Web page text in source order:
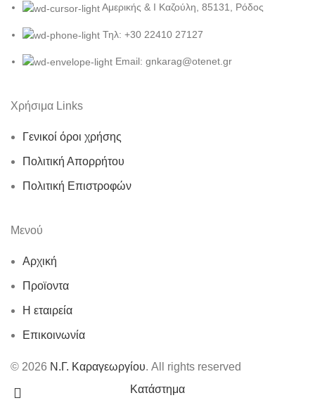
Αμερικής & Ι Καζούλη, 85131, Ρόδος
Τηλ: +30 22410 27127
Email: gnkarag@otenet.gr
Χρήσιμα Links
Γενικοί όροι χρήσης
Πολιτική Απορρήτου
Πολιτική Επιστροφών
Μενού
Αρχική
Προϊοντα
Η εταιρεία
Επικοινωνία
© 2026 Ν.Γ. Καραγεωργίου. All rights reserved
Κατάστημα